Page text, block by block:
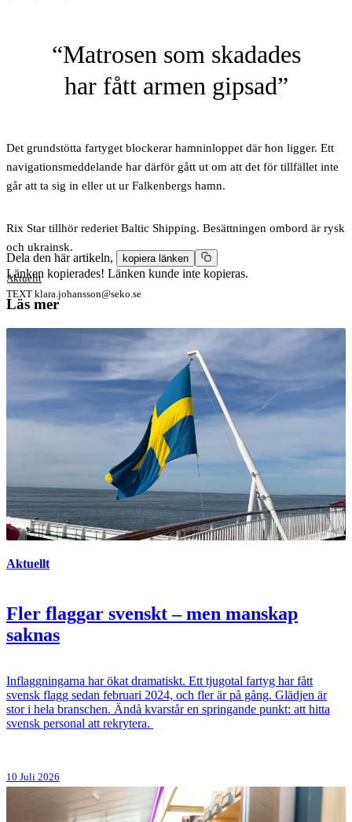
Matrosen som skadades
har fått armen gipsad
Det grundstötta fartyget blockerar hamninloppet där hon ligger. Ett
navigationsmeddelande har därför gått ut om att det för tillfället inte
går att ta sig in eller ut ur Falkenbergs hamn.
Rix Star tillhör rederiet Baltic Shipping. Besättningen ombord är rysk
och ukrainsk.
Aktuellt
TEXT klara.johansson@seko.se
Dela den här artikeln, kopiera länken
Länken kopierades! Länken kunde inte kopieras.
Läs mer
Aktuellt
Fler flaggar svenskt – men manskap
saknas
Inflaggningarna har ökat dramatiskt. Ett tjugotal fartyg har fått
svensk flagg sedan februari 2024, och fler är på gång. Glädjen är
stor i hela branschen. Ändå kvarstår en springande punkt: att hitta
svensk personal att rekrytera.
10 Juli 2026